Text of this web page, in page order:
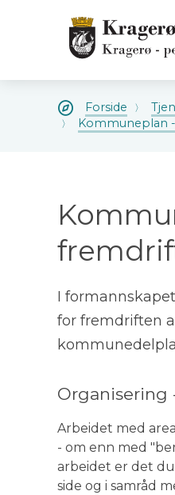
Kragerø
Kragerø
Du
er
her:
Forside
Kommuneplan
I
for fremdriften
Organisering
Arbeidet med
- om enn med
arbeidet er det
side og i samråd